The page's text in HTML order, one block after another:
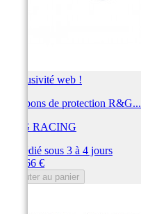
Exclusivité web !
Tampons de protection R&G...
R&G RACING
Expédié sous 3 à 4 jours
218,66 €
Ajouter au panier